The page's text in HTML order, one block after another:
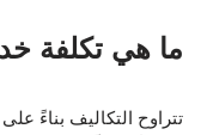
ما هي تكلفة
تتراوح التكاليف بناءً